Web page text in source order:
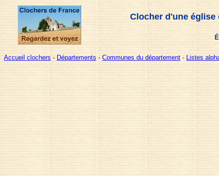
Clocher d'une
Accueil clochers - Départements - Communes du département - Listes